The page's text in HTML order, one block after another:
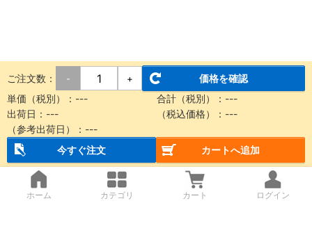
ご注文数： - +
価格を確認
単価（税別）： --- 合計（税別）： ---
出荷日： --- （税込価格）： ---
（参考出荷日）： ---
今すぐ注文
カートへ追加
ホーム カテゴリ カート ログイン